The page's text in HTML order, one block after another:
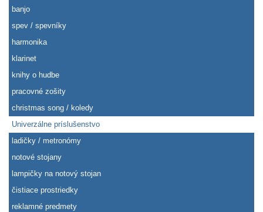
banjo
spev / spevníky
harmonika
klarinet
knihy o hudbe
pracovné zošity
christmas song / koledy
Univerzálne príslušenstvo
ladičky / metronómy
notové stojany
lampičky na notový stojan
čistiace prostriedky
reklamné predmety